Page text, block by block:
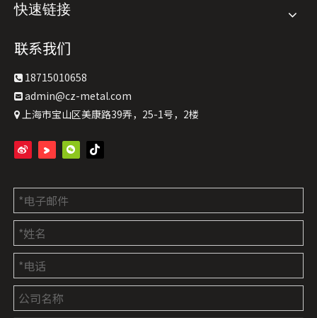
快速链接
联系我们
 18715010658
 admin@cz-metal.com
 上海市宝山区美康路39弄，25-1号，2楼